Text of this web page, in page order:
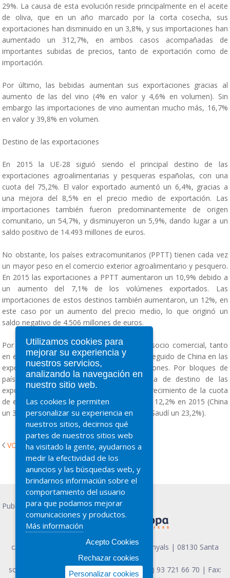
29%. La causa de esta evolución reside principalmente en el aceite
de oliva, que en un año marcado por la corta cosecha, sus
exportaciones han disminuido en un 3,8%, y sus importaciones han
aumentado un 312,7%, en ambos casos acompañadas de
importantes subidas de precios, tanto de exportación como de
importación.
Por último, las bebidas aumentan sus exportaciones gracias al
aumento de las del vino (4% en valor y 4,6% en volumen). Sin
embargo las importaciones de vino aumentan mucho más, 16,7%
en valor y 39,8% en volumen.
Destino de las exportaciones
En 2015 la UE-28 siguió siendo el principal destino de las
exportaciones agroalimentarias y pesqueras españolas, con una
cuota del 75,2%. El valor exportado aumentó un 6,4%, gracias a
una mejora del 8,5% en el precio medio de exportación. Las
importaciones también fueron predominantemente de origen
comunitario, un 54,7%, y disminuyeron un 5,9%, dando lugar a un
saldo positivo de 14.493 millones de euros.
No obstante, los países extracomunitarios (PPTT) tienen cada vez
un mayor peso en el comercio exterior agroalimentario y pesquero.
En 2015 las exportaciones a PPTT aumentaron un 10,9% debido a
un aumento del 7,1% de los volúmenes exportados. Las
importaciones de estos destinos también aumentaron, un 12%, en
este caso por un aumento del precio medio, lo que originó un
saldo negativo de 4.506 millones de euros.
Por países, Estados Unidos fue el principal socio comercial, tanto
en exportaciones como de importaciones , seguido de China en las
exportaciones y de Brasil en las importaciones. Por bloques de
países terceros, todos aumentan su cuota de destino de las
exportaciones españolas, pero destaca el crecimiento de la cuota
de exportación hacia los países asiáticos, un 12,2% en 2015 (China
un 39,2%) y Oriente Medio un 10,4% (Arabia Saudí un 23,2%).
VOLVER
Publicidad PRESCO
c/ Guifré el Pilós, 3 Nave 5, Pol. Ind. Can Vinyals | 08130 Santa
Perpetua - Barcelona
soapa@soapaeuropa.com
| Teléfono (+34) 93 721 66 70 | Fax:
Utilizamos cookies para
mejorar su experiencia y
nuestros servicios,
analizando la navegación en
nuestro sitio web.
Las cookies le permiten
personalizar su experiencia en
nuestros sitios, decirnos qué
partes de nuestros sitios web
ha visitado la gente, ayudarnos a
medir la efectividad de los
anuncios y las búsquedas web, y
brindarnos informaciún sobre el
comportamiento del usuario
para que podamos mejorar
comunicaciones y productos.
Más información
Acepto Cookies
Rechazar cookies
Personalizar cookies